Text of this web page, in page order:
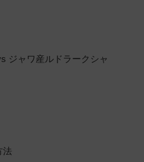
ジャワ産ルドラークシャ
法